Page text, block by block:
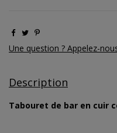
Une question ? Appelez-
Description
Tabouret de bar en cuir